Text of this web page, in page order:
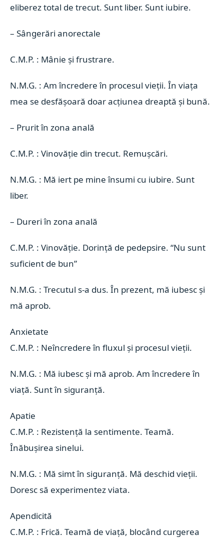
eliberez total de trecut. Sunt liber. Sunt iubire.
–Sângerări anorectale
C.M.P. : Mânie și frustrare.
N.M.G. : Am încredere în procesul vieții. În viața
mea se desfășoară doar acțiunea dreaptă și bună.
– Prurit în zona anală
C.M.P. : Vinovăție din trecut. Remușcări.
N.M.G. : Mă iert pe mine însumi cu iubire. Sunt
liber.
– Dureri în zona anală
C.M.P. : Vinovăție. Dorință de pedepsire. “Nu sunt
suficient de bun”
N.M.G. : Trecutul s-a dus. În prezent, mă iubesc și
mă aprob.
Anxietate
C.M.P. : Neîncredere în fluxul și procesul vieții.
N.M.G. : Mă iubesc și mă aprob. Am încredere în
viață. Sunt în siguranță.
Apatie
C.M.P. : Rezistență la sentimente. Teamă.
Înăbușirea sinelui.
N.M.G. : Mă simt în siguranță. Mă deschid vieții.
Doresc să experimentez viata.
Apendicită
C.M.P. : Frică. Teamă de viață, blocând curgerea